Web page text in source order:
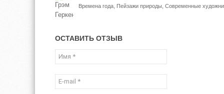
Времена года, Пейзажи природы, Современные
ОСТАВИТЬ ОТЗЫВ